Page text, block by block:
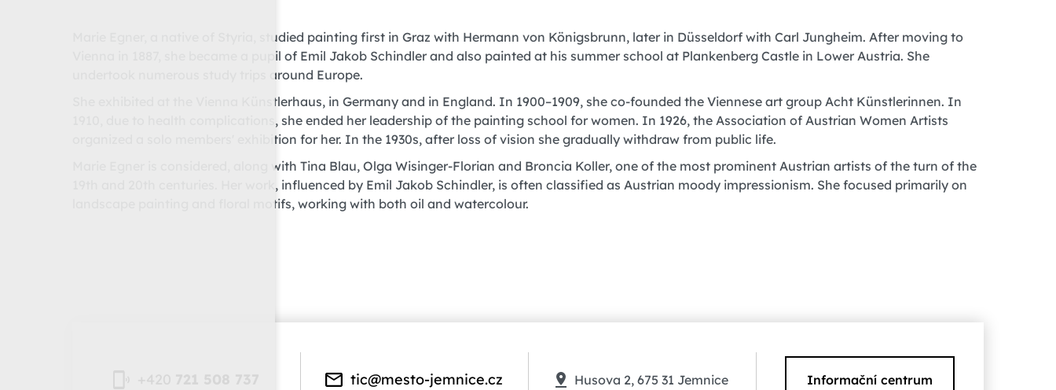
Marie Egner, a native of Styria, studied painting first in Graz with Hermann von Königsbrunn, later in Düsseldorf with Carl Jungheim. After moving to
Vienna in 1887, she became a pupil of Emil Jakob Schindler and also painted at his summer school at Plankenberg Castle in Lower Austria. She
undertook numerous study trips around Europe.
She exhibited at the Vienna Künstlerhaus, in Germany and in England. In 1900–1909, she co-founded the Viennese art group Acht Künstlerinnen. In
1910, due to health complications, she ended her leadership of the painting school for women. In 1926, the Association of Austrian Women Artists
organized a solo members' exhibition for her. In the 1930s, after loss of vision she gradually withdraw from public life.
Marie Egner is considered, along with Tina Blau, Olga Wisinger-Florian and Broncia Koller, one of the most prominent Austrian artists of the turn of the
19th and 20th centuries. Her work, influenced by Emil Jakob Schindler, is often classified as Austrian moody impressionism. She focused primarily on
landscape painting and floral motifs, working with both oil and watercolour.
tic@mesto-jemnice.cz Husova 2, 675 31 Jemnice Informační centrum